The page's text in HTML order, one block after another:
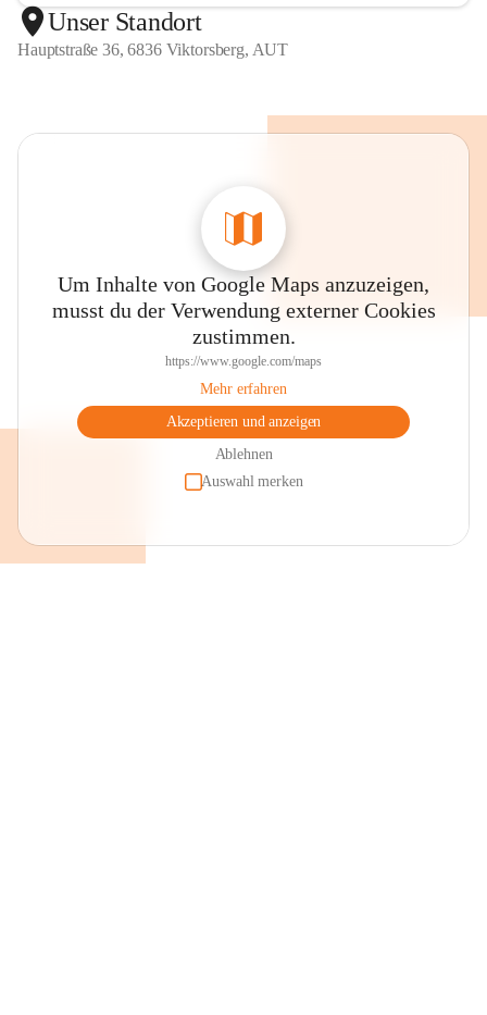
Unser Standort
Hauptstraße 36, 6836 Viktorsberg, AUT
Um Inhalte von Google Maps anzuzeigen,
musst du der Verwendung externer Cookies
zustimmen.
https://www.google.com/maps
Mehr erfahren
Akzeptieren und anzeigen
Ablehnen
Auswahl merken